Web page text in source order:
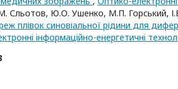
Сльотов, Ю.О. Ушенко, М.П. Горський,
плівок синовіальної рідини для
iнформацiйно-енергетичнi